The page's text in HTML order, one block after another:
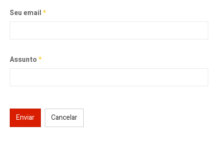
Seu email*
Assunto*
Enviar Cancelar